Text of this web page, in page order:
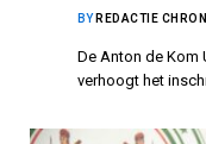
BY REDACTIE
De Anton de Kom
verhoogt het